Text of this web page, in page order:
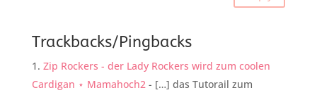
Trackbacks/Pingbacks
Zip Rockers - der Lady Rockers wird zum coolen
Cardigan ⋆ Mamahoch2- […] das Tutorail zum